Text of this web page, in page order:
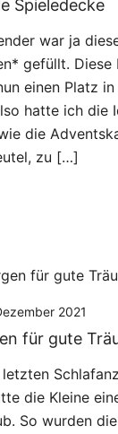
Spieledecke
war ja
gefüllt. Diese
einen Platz
hatte ich die
die
zu […]
2021
für gute
die Kleine
So wurden